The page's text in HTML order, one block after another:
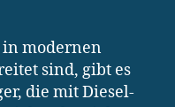
modernen
sind, gibt es
die mit Diesel-